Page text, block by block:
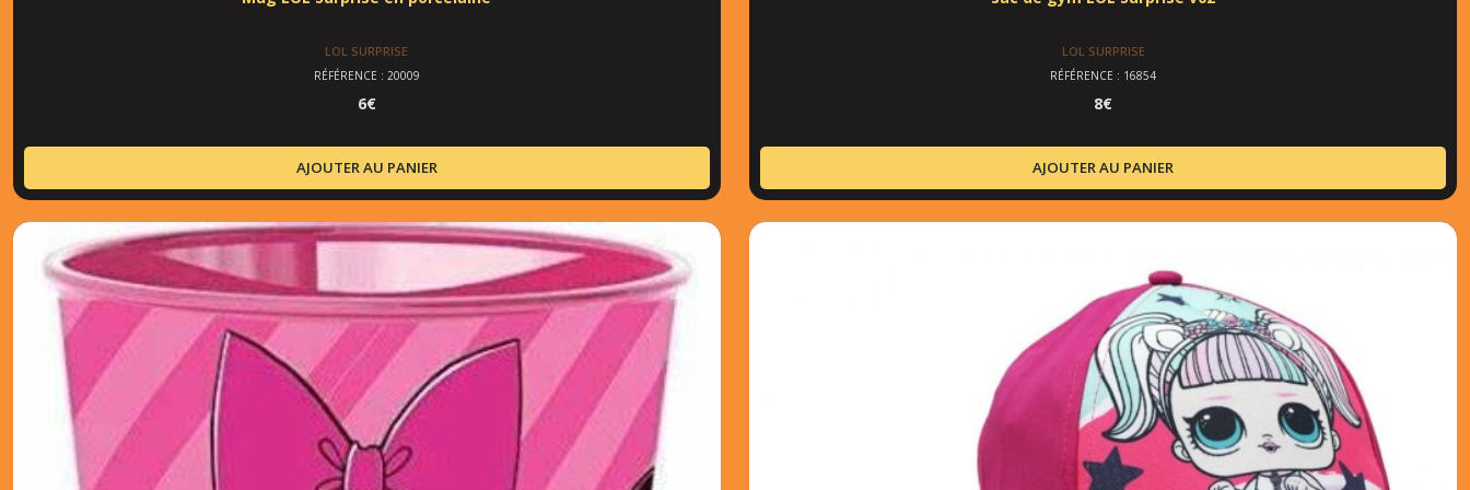
LOL SURPRISE
RÉFÉRENCE : 20009
6€
AJOUTER AU PANIER
LOL SURPRISE
RÉFÉRENCE : 16854
8€
AJOUTER AU PANIER